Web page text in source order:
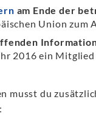
am Ende der
Union zum
2016 ein
musst du